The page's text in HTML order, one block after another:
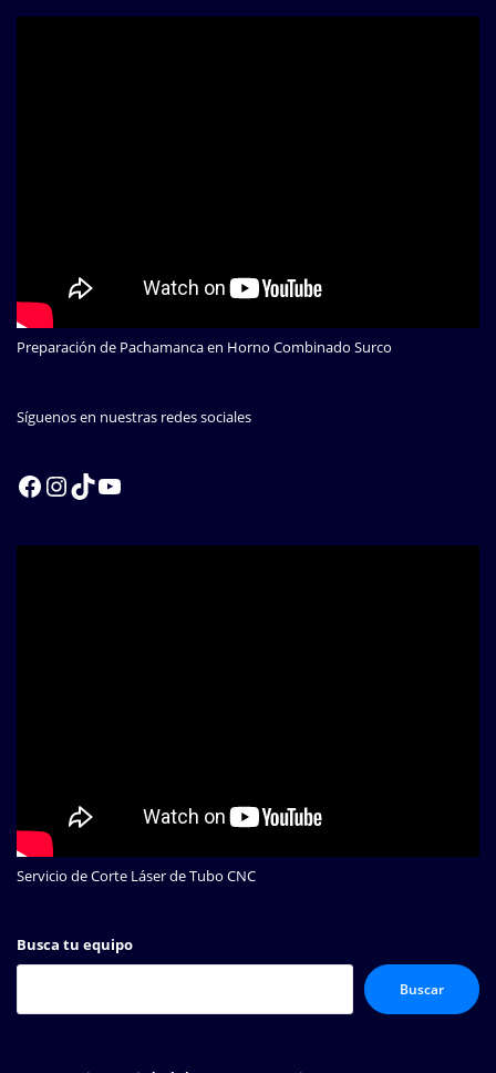
Preparación de Pachamanca en Horno Combinado Surco
Síguenos en nuestras redes sociales
Facebook
Instagram
TikTok
YouTube
Servicio de Corte Láser de Tubo CNC
Busca tu equipo
Buscar